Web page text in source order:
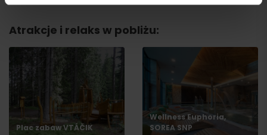
Atrakcje i relaks w pobliżu:
Plac zabaw VTÁČIK
Wellness Euphoria,
SOREA SNP